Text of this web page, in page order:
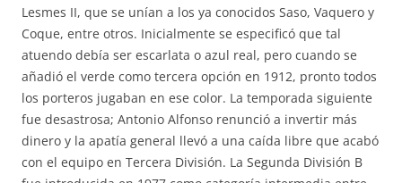
Lesmes II, que se unían a los ya conocidos Saso, Vaquero y
Coque, entre otros. Inicialmente se especificó que tal
atuendo debía ser escarlata o azul real, pero cuando se
añadió el verde como tercera opción en 1912, pronto todos
los porteros jugaban en ese color. La temporada siguiente
fue desastrosa; Antonio Alfonso renunció a invertir más
dinero y la apatía general llevó a una caída libre que acabó
con el equipo en Tercera División. La Segunda División B